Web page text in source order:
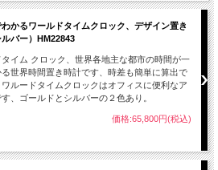
ます。注文確定後、メーカー側へ製造発注とな
かるワールドタイムクロック、デザイン置き
バー）HM22843
タイム クロック、世界各地主な都市の時間が一
る世界時間置き時計です、時差も簡単に算出で
ワルードタイムクロックはオフィスに便利なア
、ゴールドとシルバーの２色あり。
価格:65,800円(税込)